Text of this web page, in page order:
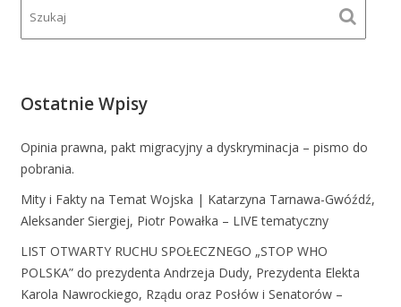
Ostatnie Wpisy
Opinia prawna, pakt migracyjny a dyskryminacja – pismo do
pobrania.
Mity i Fakty na Temat Wojska | Katarzyna Tarnawa-Gwóźdź,
Aleksander Siergiej, Piotr Powałka – LIVE tematyczny
LIST OTWARTY RUCHU SPOŁECZNEGO „STOP WHO
POLSKA” do prezydenta Andrzeja Dudy, Prezydenta Elekta
Karola Nawrockiego, Rządu oraz Posłów i Senatorów –